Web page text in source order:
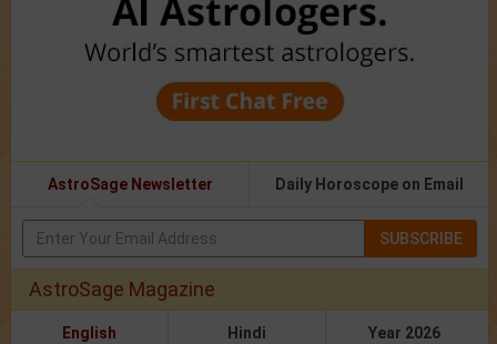
AstroSage Newsletter Daily Horoscope on Email
SUBSCRIBE
AstroSage Magazine
English Hindi Year 2026